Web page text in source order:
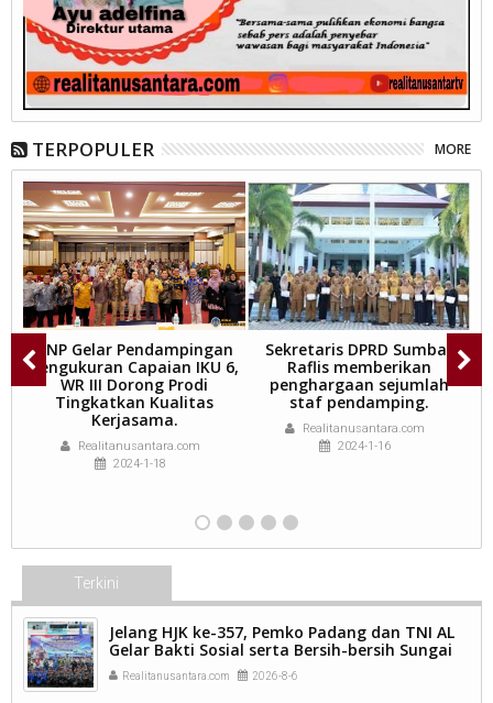
TERPOPULER MORE
UNP Gelar Pendampingan
Pengukuran Capaian IKU 6,
WR III Dorong Prodi
Tingkatkan Kualitas
Kerjasama.
Realitanusantara.com
2024-1-18
Sekretaris DPRD Sumbar
Raflis memberikan
penghargaan sejumlah
staf pendamping.
Realitanusantara.com
2024-1-16
Terkini
Jelang HJK ke-357, Pemko Padang dan TNI AL
Gelar Bakti Sosial serta Bersih-bersih Sungai
Batang Arau.
Realitanusantara.com 2026-8-6